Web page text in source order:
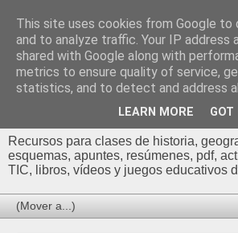
Profesor
Recursos de
Historia y Arte
Recursos para clases de historia,
esquemas, apuntes, resúmenes, pdf,
TIC, libros, vídeos y juegos educativos
This site uses cookies from Google to
and to analyze traffic. Your IP address
shared with Google along with
metrics to ensure quality of service,
statistics, and to detect and address
LEARN MORE GOT